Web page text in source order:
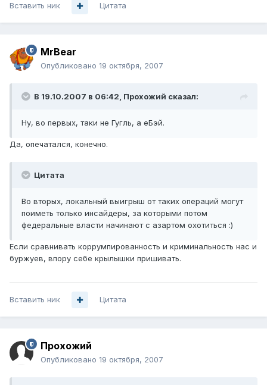
Вставить ник Цитата
MrBear
Опубликовано 19 октября, 2007
В 19.10.2007 в 06:42, Прохожий сказал:
Ну, во первых, таки не Гугль, а еБэй.
Да, опечатался, конечно.
Цитата
Во вторых, локальный выигрыш от таких операций могут
поиметь только инсайдеры, за которыми потом
федеральные власти начинают с азартом охотиться :)
Если сравнивать коррумпированность и криминальность нас и
буржуев, впору себе крылышки пришивать.
Вставить ник Цитата
Прохожий
Опубликовано 19 октября, 2007